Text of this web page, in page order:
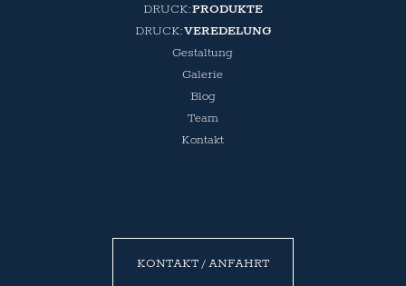
PRODUKTE
VEREDELUNG
Gestaltung
Galerie
Blog
Team
Kontakt
KONTAKT / ANFAHRT